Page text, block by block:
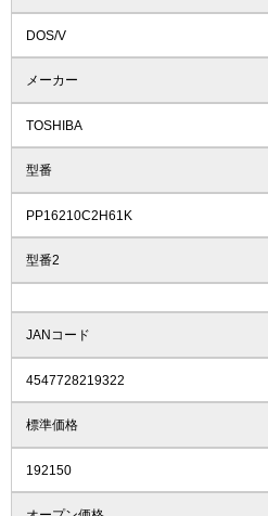
DOS/V
メーカー
TOSHIBA
型番
PP16210C2H61K
型番2
JANコード
4547728219322
標準価格
192150